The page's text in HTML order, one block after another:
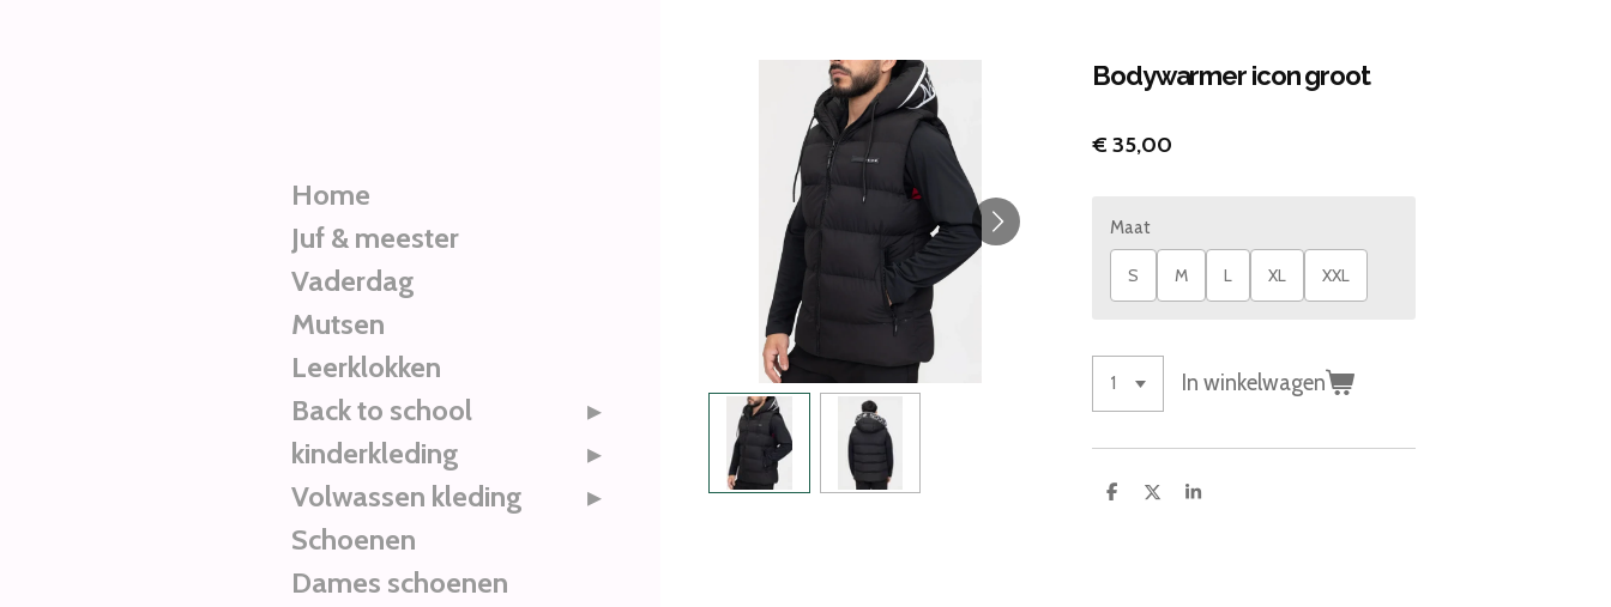
Bodywarmer icon groot
€ 35,00
Maat
S M L XL XXL
In winkelwagen
D
D
S
Home
Juf & meester
Vaderdag
Mutsen
Leerklokken
Back to school
kinderkleding
Volwassen kleding
Schoenen
Dames schoenen